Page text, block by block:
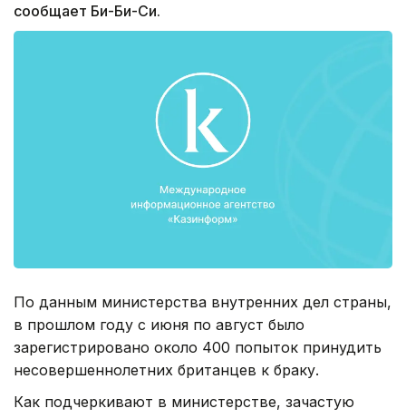
сообщает Би-Би-Си.
По данным министерства внутренних дел страны,
в прошлом году с июня по август было
зарегистрировано около 400 попыток принудить
несовершеннолетних британцев к браку.
Как подчеркивают в министерстве, зачастую